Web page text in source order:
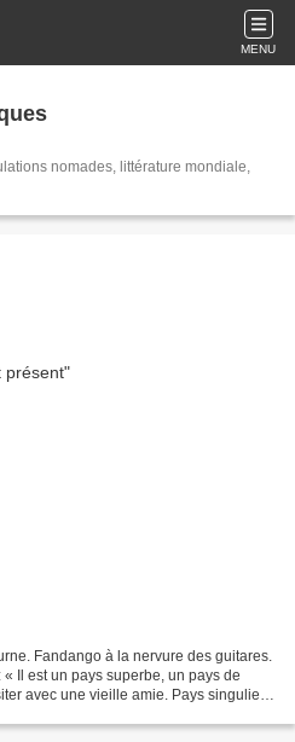
MENU
nomades, littérature mondiale,
Fandango à la nervure des guitares.
Il est un pays superbe, un pays de
avec une vieille amie. Pays singulier,